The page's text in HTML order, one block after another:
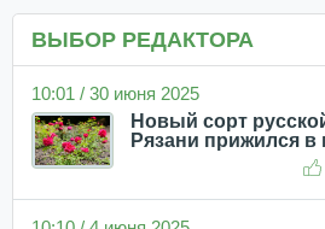
ВЫБОР РЕДАКТОРА
10:01 / 30 июня 2025
Новый сорт
Рязани прижился в